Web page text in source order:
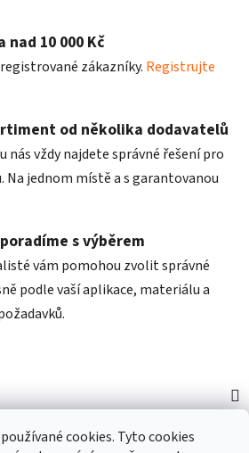
cookies. Tytocookies
nad 10 000 Kč
zákazníky. Registrujte
od několika dodavatelů
nás vždy najdete správné řešení pro
Na jednom místě a s garantovanou
s výběrem
vám pomohou zvolit správné
podle vaší aplikace, materiálu a